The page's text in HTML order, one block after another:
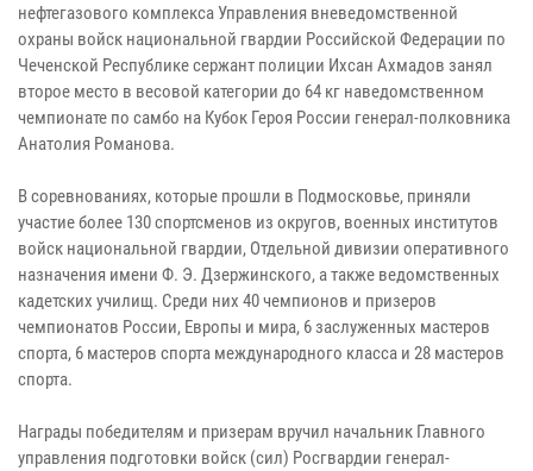
нефтегазового комплекса Управления вневедомственной
охраны войск национальной гвардии Российской Федерации по
Чеченской Республике сержант полиции Ихсан Ахмадов занял
второе место в весовой категории до 64 кг наведомственном
чемпионате по самбо на Кубок Героя России генерал-полковника
Анатолия Романова.
В соревнованиях, которые прошли в Подмосковье, приняли
участие более 130 спортсменов из округов, военных институтов
войск национальной гвардии, Отдельной дивизии оперативного
назначения имени Ф. Э. Дзержинского, а также ведомственных
кадетских училищ. Среди них 40 чемпионов и призеров
чемпионатов России, Европы и мира, 6 заслуженных мастеров
спорта, 6 мастеров спорта международного класса и 28 мастеров
спорта.
Награды победителям и призерам вручил начальник Главного
управления подготовки войск (сил) Росгвардии генерал-